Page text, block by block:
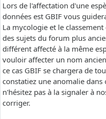
Lors de l'affectation d'une
données est GBIF vous
La mycologie et le classement
des sujets du forum plus
différent affecté à la même
vouloir affecter un nom
ce cas GBIF se chargera de
constatiez une anomalie
n'hésitez pas à la signaler à
corriger.